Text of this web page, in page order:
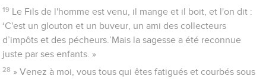
19
Le Fils de l'homme est venu, il mange et il boit, et l'on dit :
‘C'est un glouton et un buveur, un ami des collecteurs
d’impôts et des pécheurs.’Mais la sagesse a été reconnue
juste par ses enfants. »
28 » Venez à moi, vous tous qui êtes fatigués et courbés sous